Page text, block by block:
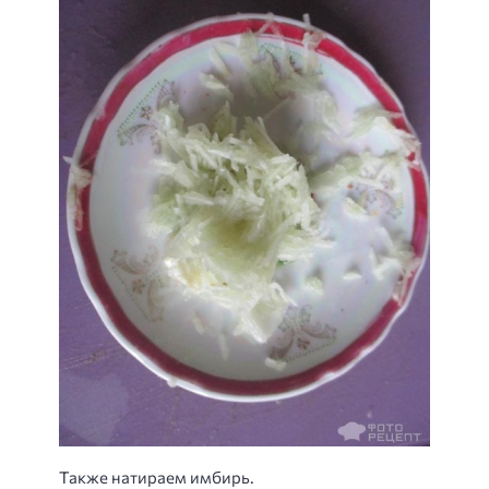
Также натираем имбирь.